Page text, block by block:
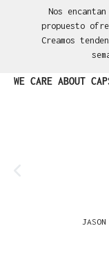
Nos
propuesto
Creamos
Omitir la galería de
WE CARE ABOUT